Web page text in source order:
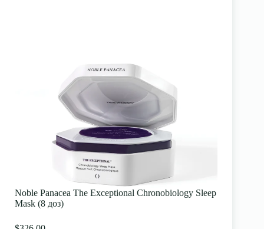
Noble Panacea The Exceptional Chronobiology Sleep
Mask (8 доз)